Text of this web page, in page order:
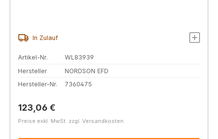
In Zulauf
Artikel-Nr.
WL83939
Hersteller
NORDSON EFD
Hersteller-Nr.
7360475
Regulärer Preis:
123,06 €
Preise exkl. MwSt. zzgl. Versandkosten